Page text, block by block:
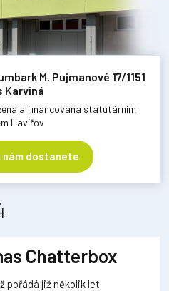
M. Pujmanové 17/1151
Karviná
a financována statutárním
Havířov
nám dostanete
Chatterbox
pořádá již několik let